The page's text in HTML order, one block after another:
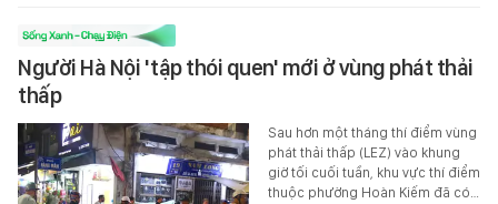
Người Hà Nội 'tập thói quen' mới ở vùng phát thải
thấp
Sau hơn một tháng thí điểm vùng
phát thải thấp (LEZ) vào khung
giờ tối cuối tuần, khu vực thí điểm
thuộc phường Hoàn Kiếm đã có…